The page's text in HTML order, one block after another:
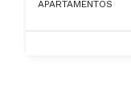
APARTAMENTOS